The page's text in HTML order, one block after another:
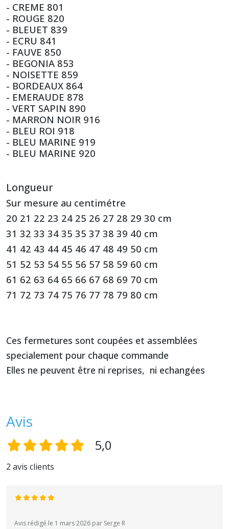
- CREME 801
- ROUGE 820
- BLEUET 839
- ECRU 841
- FAUVE 850
- BEGONIA 853
- NOISETTE 859
- BORDEAUX 864
- EMERAUDE 878
- VERT SAPIN 890
- MARRON NOIR 916
- BLEU ROI 918
- BLEU MARINE 919
- BLEU MARINE 920
Longueur
Sur mesure au centimétre
20 21 22 23 24 25 26 27 28 29 30 cm
31 32 33 34 35 35 37 38 39 40 cm
41 42 43 44 45 46 47 48 49 50 cm
51 52 53 54 55 56 57 58 59 60 cm
61 62 63 64 65 66 67 68 69 70 cm
71 72 73 74 75 76 77 78 79 80 cm
Ces fermetures sont coupées et assemblées
specialement pour chaque commande
Elles ne peuvent être ni reprises, ni echangées
Avis
5,0
2 avis clients
Avis rédigé le 1 mars 2026 par Serge R